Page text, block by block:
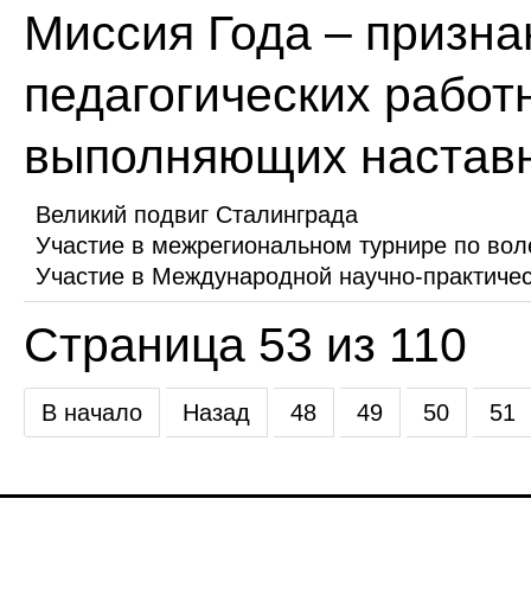
Миссия Года –
педагогических
выполняющих
Великий подвиг Сталинграда
Участие в межрегиональном турнире по
Участие в Международной научно-
Страница 53 из 110
В начало Назад 48 49 50 51